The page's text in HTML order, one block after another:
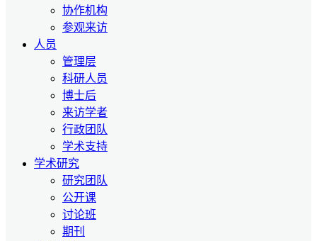
协作机构
参观来访
人员
管理层
科研人员
博士后
来访学者
行政团队
学术支持
学术研究
研究团队
公开课
讨论班
期刊